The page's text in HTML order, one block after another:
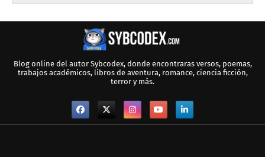
Blog online del autor Sybcodex, donde encontraras versos, poemas,
trabajos académicos, libros de aventura, romance, ciencia ficción,
terror y más.